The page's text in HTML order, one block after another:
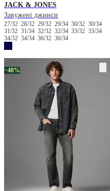
JACK & JONES
Завужені джинси
27/32 28/32 29/32 29/34 30/32 30/34
31/32 31/34 32/32 32/34 33/32 33/34
34/32 34/34 36/32 36/34
−48%